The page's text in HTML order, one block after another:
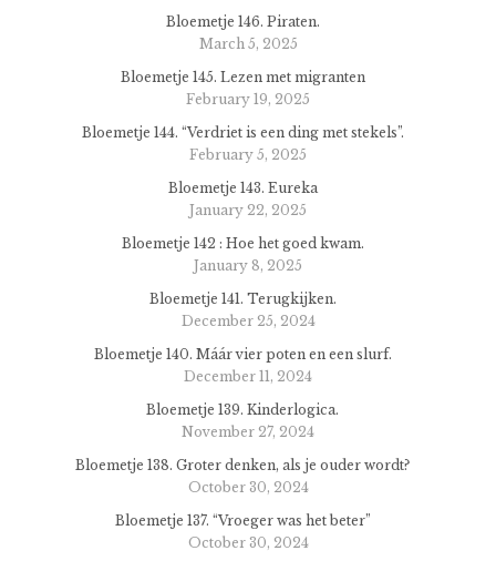
Bloemetje 146. Piraten.
March 5, 2025
Bloemetje 145. Lezen met migranten
February 19, 2025
Bloemetje 144. “Verdriet is een ding met stekels”.
February 5, 2025
Bloemetje 143. Eureka
January 22, 2025
Bloemetje 142 : Hoe het goed kwam.
January 8, 2025
Bloemetje 141. Terugkijken.
December 25, 2024
Bloemetje 140. Máár vier poten en een slurf.
December 11, 2024
Bloemetje 139. Kinderlogica.
November 27, 2024
Bloemetje 138. Groter denken, als je ouder wordt?
October 30, 2024
Bloemetje 137. “Vroeger was het beter”
October 30, 2024